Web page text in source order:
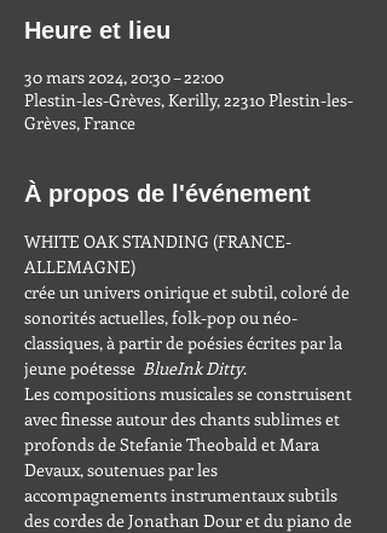
Heure et lieu
30 mars 2024, 20:30 – 22:00
Plestin-les-Grèves, Kerilly, 22310 Plestin-les-
Grèves, France
À propos de l'événement
WHITE OAK STANDING (FRANCE-
ALLEMAGNE)
crée un univers onirique et subtil, coloré de
sonorités actuelles, folk-pop ou néo-
classiques, à partir de poésies écrites par la
jeune poétesse BlueInk Ditty.
Les compositions musicales se construisent
avec finesse autour des chants sublimes et
profonds de Stefanie Theobald et Mara
Devaux, soutenues par les
accompagnements instrumentaux subtils
des cordes de Jonathan Dour et du piano de